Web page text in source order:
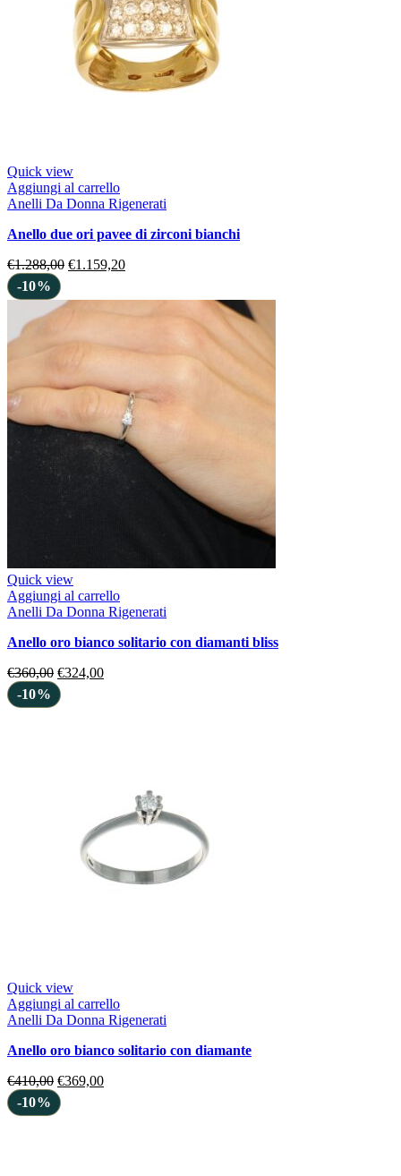
Quick view
Aggiungi al carrello
Anelli Da Donna Rigenerati
anello due ori pavee di zirconi bianchi
€1.288,00 €1.159,20
-10%
Quick view
Aggiungi al carrello
Anelli Da Donna Rigenerati
anello oro bianco solitario con diamanti bliss
€360,00 €324,00
-10%
Quick view
Aggiungi al carrello
Anelli Da Donna Rigenerati
anello oro bianco solitario con diamante
€410,00 €369,00
-10%